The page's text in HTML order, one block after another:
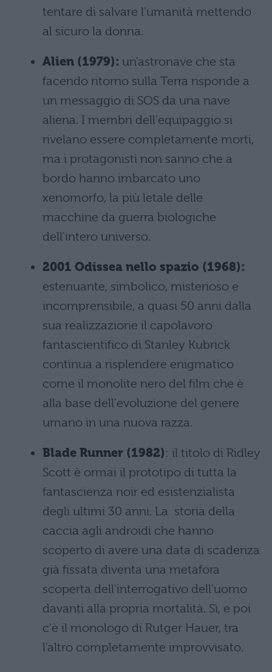
tentare di salvare l'umanità mettendo
al sicuro la donna.
Alien (1979): un'astronave che sta
facendo ritorno sulla Terra risponde a
un messaggio di SOS da una nave
aliena. I membri dell'equipaggio si
rivelano essere completamente morti,
ma i protagonisti non sanno che a
bordo hanno imbarcato uno
xenomorfo, la più letale delle
macchine da guerra biologiche
dell'intero universo.
2001 Odissea nello spazio (1968):
estenuante, simbolico, misterioso e
incomprensibile, a quasi 50 anni dalla
sua realizzazione il capolavoro
fantascientifico di Stanley Kubrick
continua a risplendere enigmatico
come il monolite nero del film che è
alla base dell'evoluzione del genere
umano in una nuova razza.
Blade Runner (1982): il titolo di Ridley
Scott è ormai il prototipo di tutta la
fantascienza noir ed esistenzialista
degli ultimi 30 anni. La storia della
caccia agli androidi che hanno
scoperto di avere una data di scadenza
già fissata diventa una metafora
scoperta dell'interrogativo dell'uomo
davanti alla propria mortalità. Sì, e poi
c'è il monologo di Rutger Hauer, tra
l'altro completamente improvvisato.